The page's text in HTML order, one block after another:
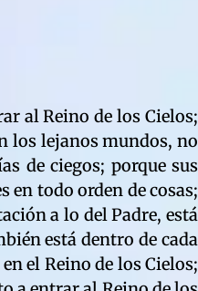
enseñó, que vuestro Dios era infinito? el que no lo creyó, no conocerá el infinito; no viajará a las lejanas galáxias ni a los gigantescos soles de colores del macrocosmos; quién no creyó en el infinito de su Creador, nó vé las maravillas del Creador; el que sí creyó, las verá; he aquí el significado de la divina parábola que dice: La fé mueve montañas; significa que el Hijo Primogénito moverá montañas, abrirá aguas, abrirá los océanos, tal como lo hizo en la era faraónica; cuando pidió al Padre, nacer como Moisés; porque todo espíritu nace de nuevo; libre albedrío tiene, de pedir al Padre, cuantas formas de vida desee; porque el Padre no tiene límites en nada imaginable; convertirá ríos de agua en sangre; y los que vuelvan a ser niños de carne eterna, viajarán de mundo en mundo; porque es por la fé viviente, que estas cosas ocurrirán; la fé abre nuevas rutas al espíritu; porque la fé, atrae al infinito del Padre; la fé se adelanta, al tiempo, el espacio y los hechos mismos; la fé pide al infinito; y el infinito materializa lo pedido; quien no cultivó la fé en la prueba de la vida, nada grabó para el infinito; porque un presente dado, se comunica con un presente del futuro; un presente que aún no se materializa; pero que está naciendo de lo invisible a lo visible; así como la fé no se deja ver, sólo se siente, así lo deseado no se deja ver; porque necesita de espacio, tiempo y lugar, para madurar; así es el universo viviente del Padre Jehova; es así que lo que crearon el extraño sistema de vida, salido de las leyes del oro, lo hicieron sin fé eterna; porque no tomaron en cuenta, el divino evangelio del Padre; de verdad os digo, que la extraña fé de los capitalistas, es fé microscópica; lleva en sí misma, lo efímero; porque es una extraña fé que no tiene el sello del Padre; el alcance de esta fé, no alcanza a llegar al Reino de los Cielos; de verdad os digo, que la fé de un desposeído del mundo de la prueba, sí que alcanza al Reino de los Cielos; y la